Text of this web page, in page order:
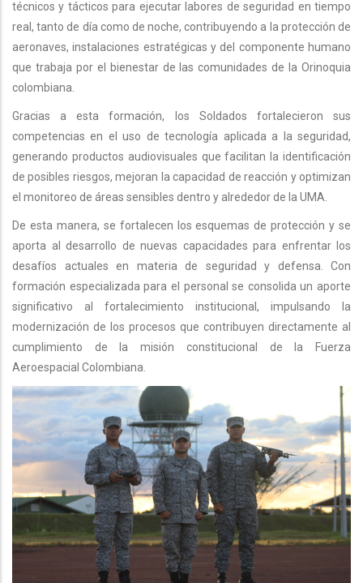
técnicos y tácticos para ejecutar labores de seguridad en tiempo
real, tanto de día como de noche, contribuyendo a la protección de
aeronaves, instalaciones estratégicas y del componente humano
que trabaja por el bienestar de las comunidades de la Orinoquia
colombiana.
Gracias a esta formación, los Soldados fortalecieron sus
competencias en el uso de tecnología aplicada a la seguridad,
generando productos audiovisuales que facilitan la identificación
de posibles riesgos, mejoran la capacidad de reacción y optimizan
el monitoreo de áreas sensibles dentro y alrededor de la UMA.
De esta manera, se fortalecen los esquemas de protección y se
aporta al desarrollo de nuevas capacidades para enfrentar los
desafíos actuales en materia de seguridad y defensa. Con
formación especializada para el personal se consolida un aporte
significativo al fortalecimiento institucional, impulsando la
modernización de los procesos que contribuyen directamente al
cumplimiento de la misión constitucional de la Fuerza
Aeroespacial Colombiana.